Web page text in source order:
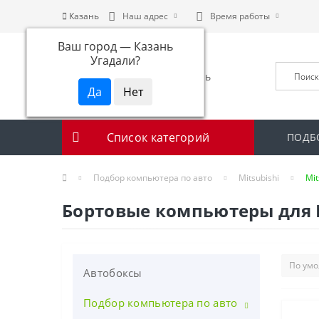
Казань
Ваш город — Казань
Угадали?
Наш адрес Время работы
Список категорий
Подбор компьютера по авто Mitsubishi
Бортовые компьютеры для
Автобоксы
Подбор компьютера по авто